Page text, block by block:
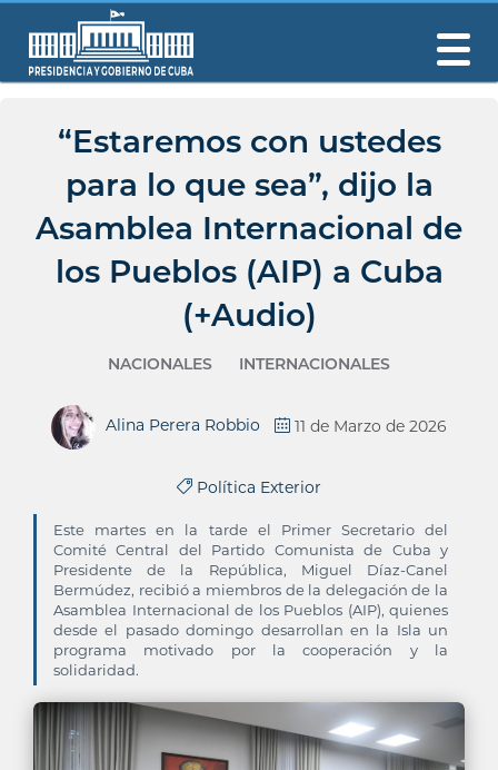
“Estaremos con ustedes
para lo que sea”, dijo la
Asamblea Internacional de
los Pueblos (AIP) a Cuba
(+Audio)
NACIONALES INTERNACIONALES
Alina Perera Robbio 11 de Marzo de 2026
Política Exterior
Este martes en la tarde el Primer Secretario del
Comité Central del Partido Comunista de Cuba y
Presidente de la República, Miguel Díaz-Canel
Bermúdez, recibió a miembros de la delegación de la
Asamblea Internacional de los Pueblos (AIP), quienes
desde el pasado domingo desarrollan en la Isla un
programa motivado por la cooperación y la
solidaridad.